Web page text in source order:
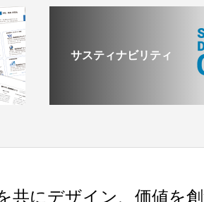
サスティナビリティ
共にデザイン、価値を